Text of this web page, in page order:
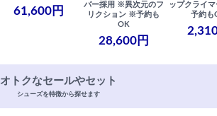
61,600円
バー採用 ※異次元のフ
リクション ※予約も
OK
28,600円
ップクライ
予約も
オトクなセールやセット
シューズを特徴から探せます